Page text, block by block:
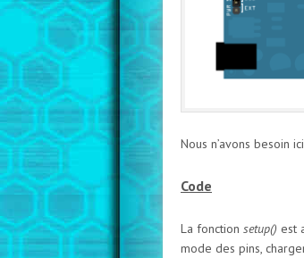
Nous n’avons besoin
Code
La fonction setup() est
mode des pins,